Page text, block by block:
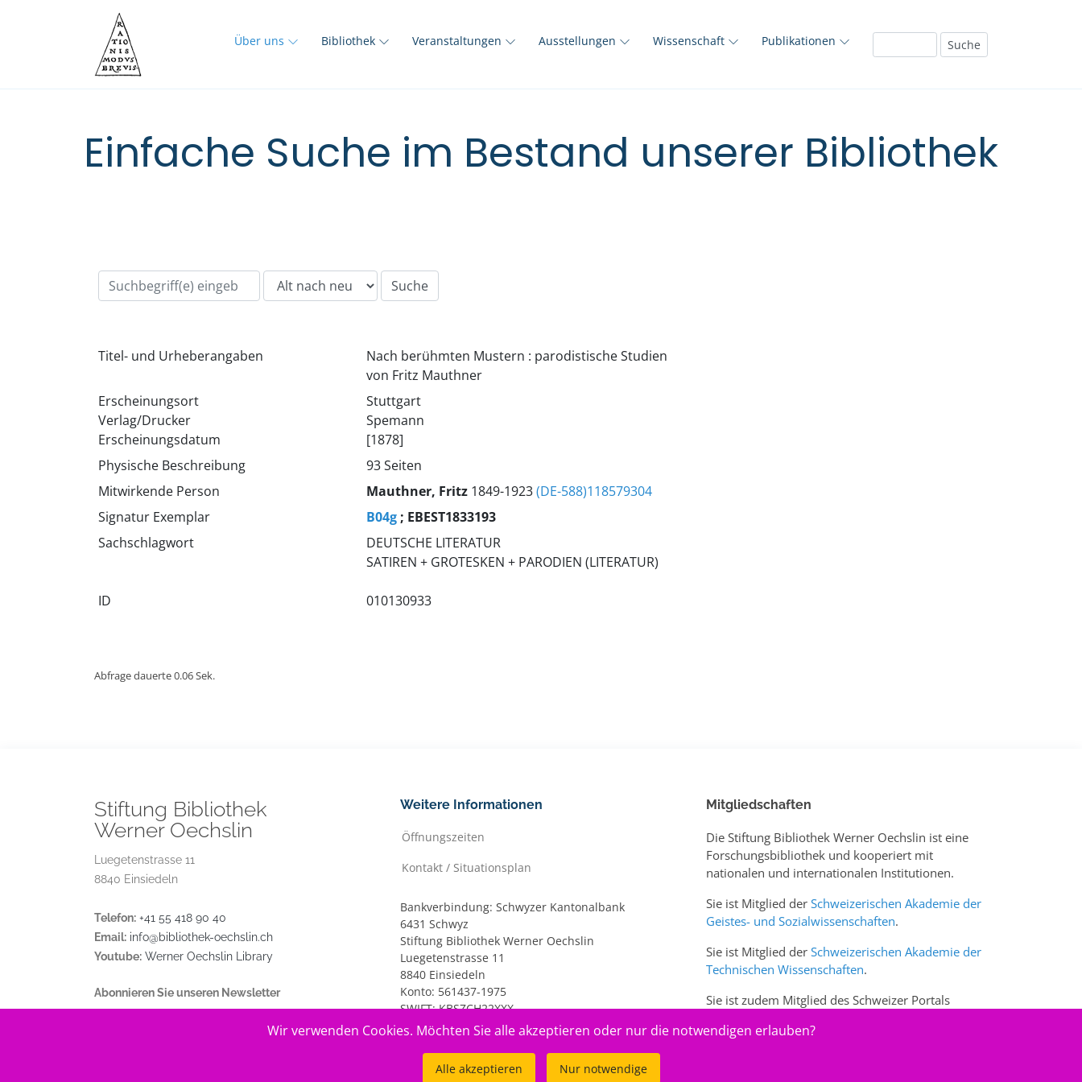
Über uns Bibliothek Veranstaltungen Ausstellungen Wissenschaft Publikationen
Einfache Suche im Bestand unserer Bibliothek
Titel- und Urheberangaben
Nach berühmten Mustern : parodistische Studien
von Fritz Mauthner
Erscheinungsort
Verlag/Drucker
Erscheinungsdatum
Stuttgart
Spemann
[1878]
Physische Beschreibung
93 Seiten
Mitwirkende Person
Mauthner, Fritz1849-1923(DE-588)118579304
Signatur Exemplar
B04g; EBEST1833193
Sachschlagwort
DEUTSCHE LITERATUR
SATIREN + GROTESKEN + PARODIEN (LITERATUR)
ID 010130933
Abfrage dauerte 0.06 Sek.
Stiftung Bibliothek
Werner Oechslin
Luegetenstrasse 11
8840 Einsiedeln
Telefon: +41 55 418 90 40
Email: info@bibliothek-oechslin.ch
Youtube: Werner Oechslin Library
Abonnieren Sie unseren Newsletter
Weitere Informationen
Öffnungszeiten
Kontakt / Situationsplan
Bankverbindung: Schwyzer Kantonalbank
6431 Schwyz
Stiftung Bibliothek Werner Oechslin
Luegetenstrasse 11
8840 Einsiedeln
Konto: 561437-1975
SWIFT: KBSZCH22XXX
IBAN: CH20 0077 7005 6143 7197 5
Mitgliedschaften
Die Stiftung Bibliothek Werner Oechslin ist eine
Forschungsbibliothek und kooperiert mit
nationalen und internationalen Institutionen.
Sie ist Mitglied der Schweizerischen Akademie der
Geistes- und Sozialwissenschaften.
Sie ist Mitglied der Schweizerischen Akademie der
Technischen Wissenschaften.
Sie ist zudem Mitglied des Schweizer Portals
Wir verwenden Cookies. Möchten Sie alle akzeptieren oder nur die notwendigen erlauben?
Alle akzeptieren Nur notwendige